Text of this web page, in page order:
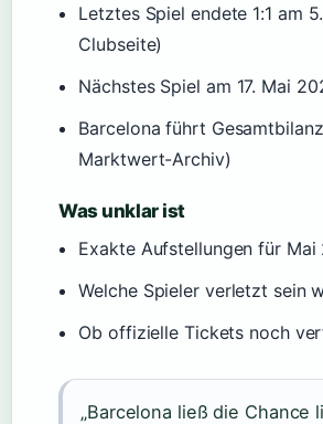
Letztes Spiel endete 1:1 am
Clubseite)
Nächstes Spiel am 17. Mai
Barcelona führt
Marktwert-Archiv)
Was unklar ist
Exakte Aufstellungen für Mai
Welche Spieler verletzt sein
Ob offizielle Tickets noch
„Barcelona ließ die Chance